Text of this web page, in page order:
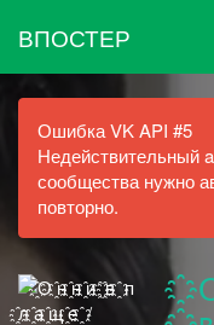
ВПОСТЕР
Ошибка VK API #5
Недействительный
сообщества нужно
повторно.